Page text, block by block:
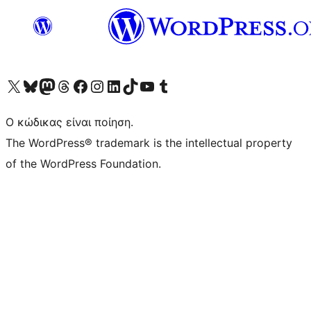
Visit our X (formerly Twitter) account
Visit our Bluesky account
Επισκεφθείτε τον λογαριασμό μας στο Mastodon
Visit our Threads account
Επισκεφτείτε τη σελίδα μας στο Facebook
Επισκεφθείτε τον λογαριασμό μας Instagram
Επισκεφθείτε τον λογαριασμό μας LinkedIn
Visit our TikTok account
Visit our YouTube channel
Visit our Tumblr account
Ο κώδικας είναι ποίηση.
The WordPress® trademark is the intellectual property
of the WordPress Foundation.